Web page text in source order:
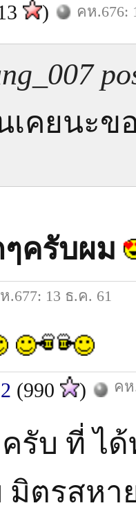
) คห.676:
เคยนะข
ครับผม
.677: 13 ธ.ค. 61
(990 ) คห
รับ ที่ ไ
มิตรสหา